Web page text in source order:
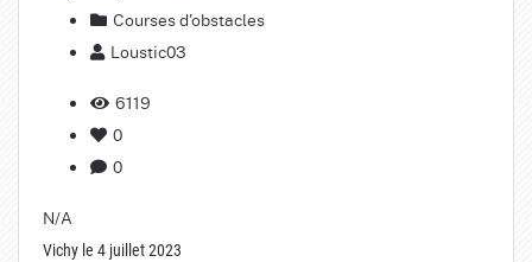
Courses d'obstacles
Loustic03
6119
0
0
N/A
Vichy le 4 juillet 2023